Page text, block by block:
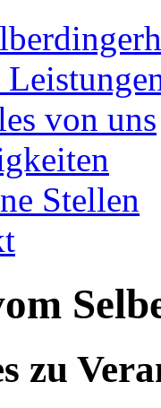
von uns
Stellen
zu